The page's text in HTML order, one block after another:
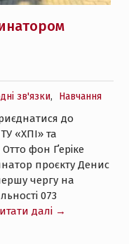
зв'язки, Навчання
до
«ХПІ» та
фон Ґеріке
проєкту Денис
чергу на
073
далі →